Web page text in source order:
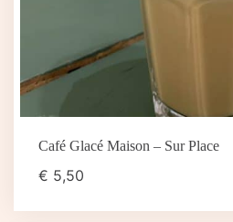
Café Glacé Maison – Sur Place
€ 5,50